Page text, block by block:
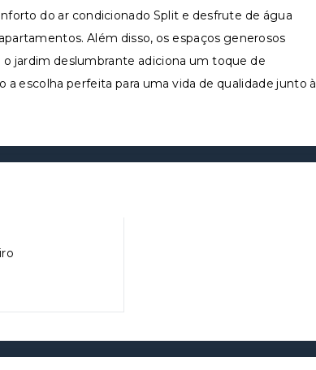
do ar condicionado Split e desfrute de água
Além disso, os espaços generosos
jardim deslumbrante adiciona um toque de
escolha perfeita para uma vida de qualidade junto à